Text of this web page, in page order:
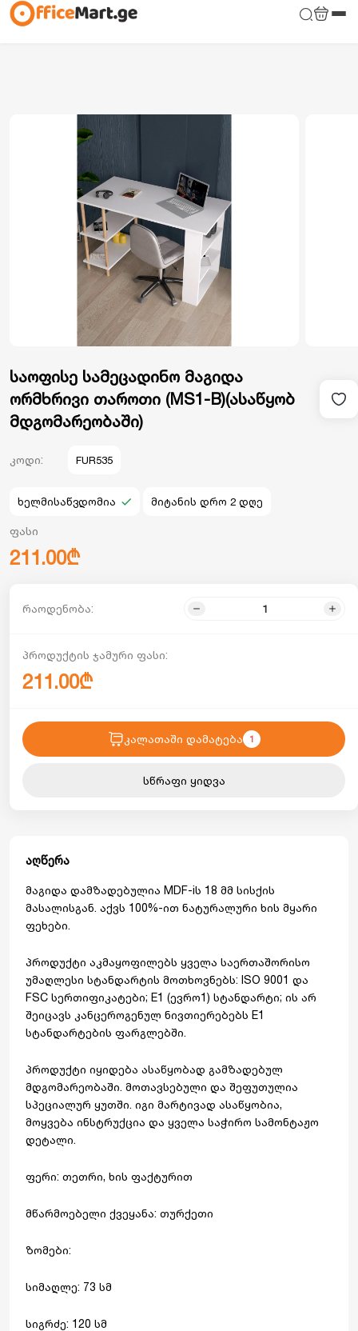
საოფისე სამეცადინო მაგიდა
ორმხრივი თაროთი (MS1-B)(ასაწყობ
მდგომარეობაში)
კოდი: FUR535
ხელმისაწვდომია მიტანის დრო 2 დღე
ფასი
211.00₾
რაოდენობა:
პროდუქტის ჯამური ფასი:
211.00₾
კალათაში დამატება 1
სწრაფი ყიდვა
აღწერა
მაგიდა დამზადებულია MDF-iს 18 მმ სისქის
მასალისგან. აქვს 100%-ით ნატურალური ხის მყარი
ფეხები.
პროდუქტი აკმაყოფილებს ყველა საერთაშორისო
უმაღლესი სტანდარტის მოთხოვნებს: ISO 9001 და
FSC სერთიფიკატები; E1 (ევრო1) სტანდარტი; ის არ
შეიცავს კანცეროგენულ ნივთიერებებს E1
სტანდარტების ფარგლებში.
პროდუქტი იყიდება ასაწყობად გამზადებულ
მდგომარეობაში. მოთავსებული და შეფუთულია
სპეციალურ ყუთში. იგი მარტივად ასაწყობია,
მოყვება ინსტრუქცია და ყველა საჭირო სამონტაჟო
დეტალი.
ფერი: თეთრი, ხის ფაქტურით
მწარმოებელი ქვეყანა: თურქეთი
ზომები:
სიმაღლე: 73 სმ
სიგრძე: 120 სმ